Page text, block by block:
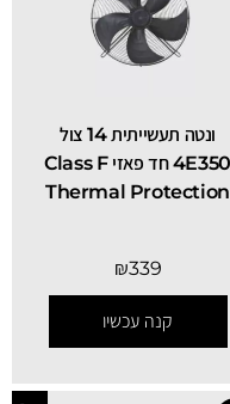
ונטה תעשייתית 14 צול
4E350 חד פאזי Class F
Thermal Protection
₪339
קנה עכשיו